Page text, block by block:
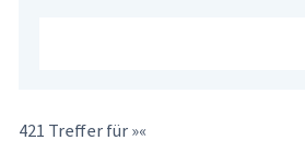
421 Treffer für »«